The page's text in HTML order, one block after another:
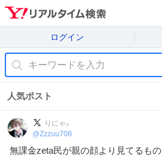
ログイン
人気ポスト
りにゃ₃
@Zzzuu708
無課金zeta民が親の顔より見てるもの